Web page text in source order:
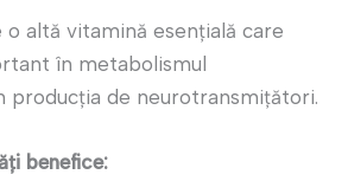
altă vitamină esențială care
în metabolismul
producția de neurotransmițători.
benefice: